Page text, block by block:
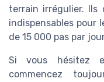
terrain irrégulier. Ils
indispensables pour
de 15 000 pas par
Si vous hésitez
commencez